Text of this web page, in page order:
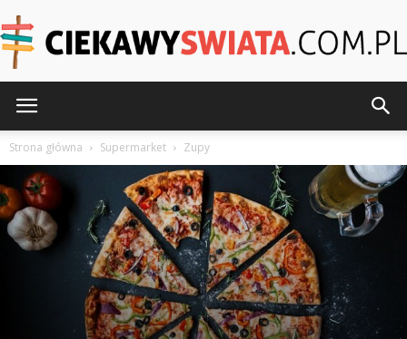
Strona główna Supermarket Zupy